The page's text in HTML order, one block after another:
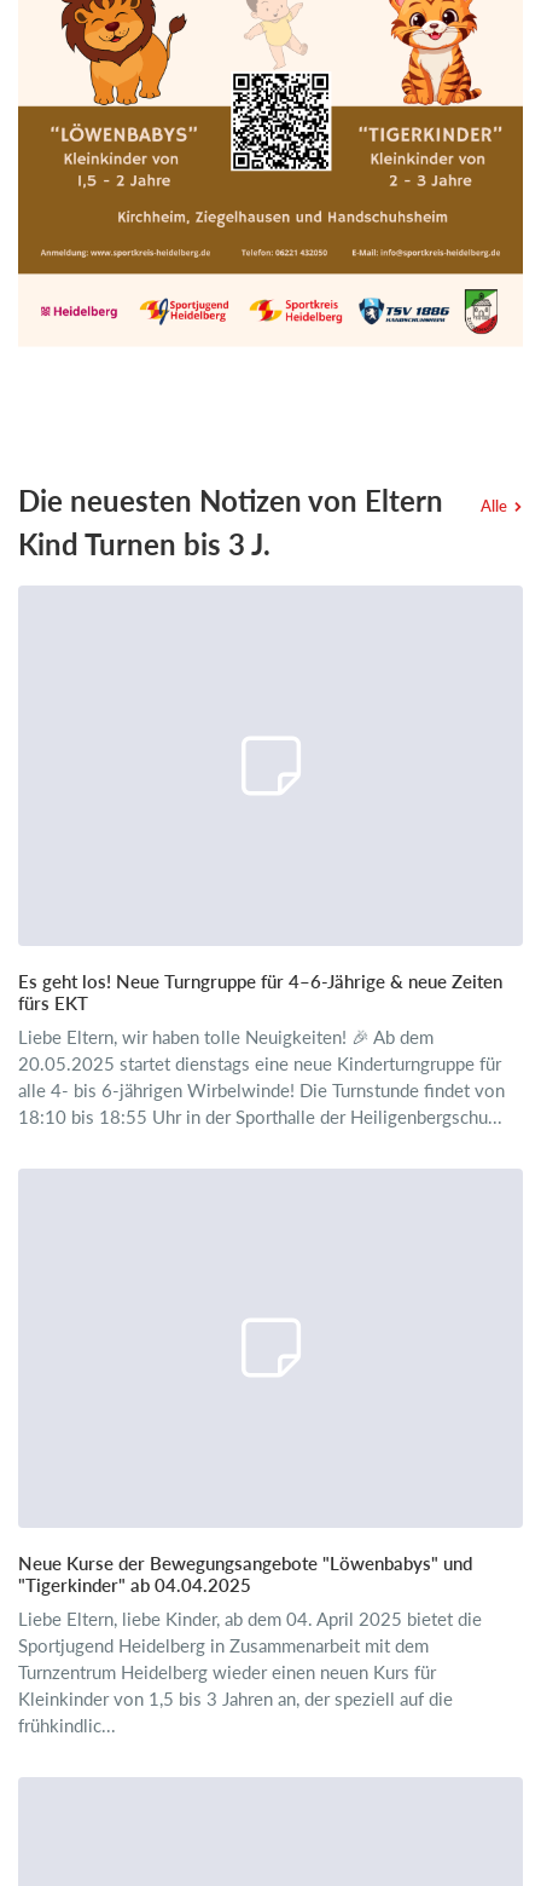
Die neuesten Notizen von Eltern
Kind Turnen bis 3 J.
Alle
Es geht los! Neue Turngruppe für 4–6-Jährige & neue Zeiten
fürs EKT
Liebe Eltern, wir haben tolle Neuigkeiten! 🎉 Ab dem
20.05.2025 startet dienstags eine neue Kinderturngruppe für
alle 4- bis 6-jährigen Wirbelwinde! Die Turnstunde findet von
18:10 bis 18:55 Uhr in der Sporthalle der Heiligenbergschu...
Neue Kurse der Bewegungsangebote "Löwenbabys" und
"Tigerkinder" ab 04.04.2025
Liebe Eltern, liebe Kinder, ab dem 04. April 2025 bietet die
Sportjugend Heidelberg in Zusammenarbeit mit dem
Turnzentrum Heidelberg wieder einen neuen Kurs für
Kleinkinder von 1,5 bis 3 Jahren an, der speziell auf die
frühkindlic...